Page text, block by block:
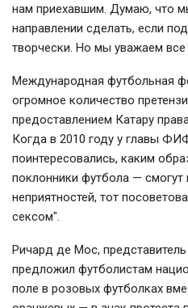
нам приехавшим. Думаю, что
направлении сделать, если
творчески. Но мы уважаем
Международная футбольная
огромное количество
предоставлением Катару
Когда в 2010 году у главы
поинтересовались, каким
поклонники футбола — смогут
неприятностей, тот
сексом".
Ричард де Мос,
предложил футболистам
поле в розовых футболках